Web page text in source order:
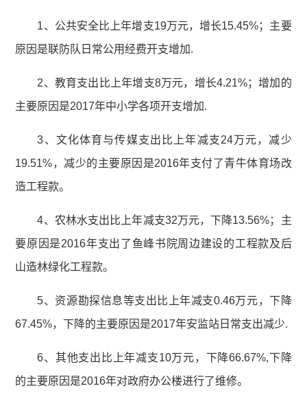
1、公共安全比上年增支19万元，增长15.45%；主要
原因是联防队日常公用经费开支增加.
2、教育支出比上年增支8万元，增长4.21%；增加的
主要原因是2017年中小学各项开支增加.
3、文化体育与传媒支出比上年减支24万元，减少
19.51%，减少的主要原因是2016年支付了青牛体育场改
造工程款。
4、农林水支出比上年减支32万元，下降13.56%；主
要原因是2016年支出了鱼峰书院周边建设的工程款及后
山造林绿化工程款。
5、资源勘探信息等支出比上年减支0.46万元，下降
67.45%，下降的主要原因是2017年安监站日常支出减少.
6、其他支出比上年减支10万元，下降66.67%,下降
的主要原因是2016年对政府办公楼进行了维修。